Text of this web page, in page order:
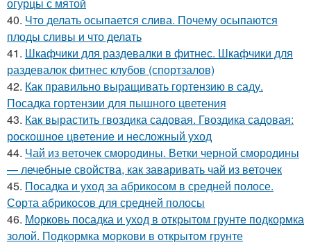
40. Что делать осыпается слива. Почему осыпаются
плоды сливы и что делать
41. Шкафчики для раздевалки в фитнес. Шкафчики для
раздевалок фитнес клубов (спортзалов)
42. Как правильно выращивать гортензию в саду.
Посадка гортензии для пышного цветения
43. Как вырастить гвоздика садовая. Гвоздика садовая:
роскошное цветение и несложный уход
44. Чай из веточек смородины. Ветки черной смородины
— лечебные свойства, как заваривать чай из веточек
45. Посадка и уход за абрикосом в средней полосе.
Сорта абрикосов для средней полосы
46. Морковь посадка и уход в открытом грунте подкормка
золой. Подкормка моркови в открытом грунте